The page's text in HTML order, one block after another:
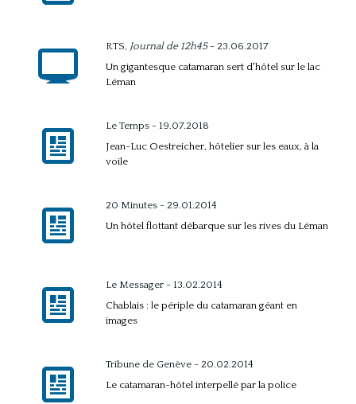
RTS, Journal de 12h45- 23.06.2017
Un gigantesque catamaran sert d'hôtel sur le lac
Léman
Le Temps - 19.07.2018
Jean-Luc Oestreicher, hôtelier sur les eaux, à la
voile
20 Minutes - 29.01.2014
Un hôtel flottant débarque sur les rives du Léman
Le Messager - 13.02.2014
Chablais : le périple du catamaran géant en
images
Tribune de Genève - 20.02.2014
Le catamaran-hôtel interpellé par la police